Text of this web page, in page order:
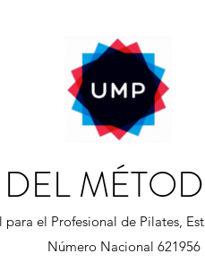
el Profesional de Pilates,
Número Nacional 621956